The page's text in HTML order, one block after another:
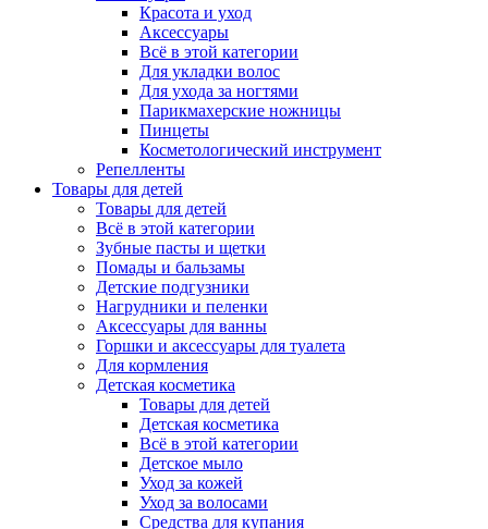
Красота и уход
Аксессуары
Всё в этой категории
Для укладки волос
Для ухода за ногтями
Парикмахерские ножницы
Пинцеты
Косметологический инструмент
Репелленты
Товары для детей
Товары для детей
Всё в этой категории
Зубные пасты и щетки
Помады и бальзамы
Детские подгузники
Нагрудники и пеленки
Аксессуары для ванны
Горшки и аксессуары для туалета
Для кормления
Детская косметика
Товары для детей
Детская косметика
Всё в этой категории
Детское мыло
Уход за кожей
Уход за волосами
Средства для купания